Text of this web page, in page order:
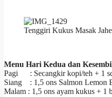
Tenggiri Kukus Masak Jahe
Menu Hari Kedua dan
Pagi : Secangkir kopi/teh + 1
Siang : 1,5 ons Salmon Lemon
Malam : 1,5 ons ayam kukus + 1